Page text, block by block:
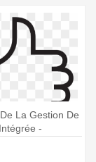
La Gestion De
-
Colorir De